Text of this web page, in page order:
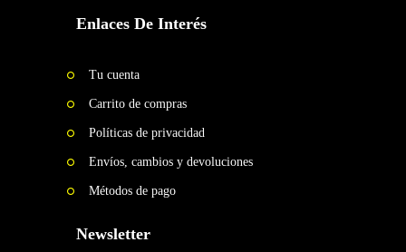
Enlaces De Interés
Tu cuenta
Carrito de compras
Políticas de privacidad
Envíos, cambios y devoluciones
Métodos de pago
Newsletter